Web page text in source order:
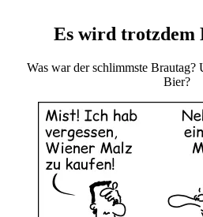
Es wird trotzdem
Was war der schlimmste Brautag?
Bier?